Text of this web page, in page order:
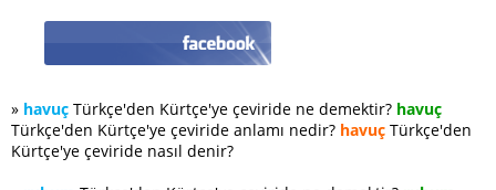
» havuç Türkçe'den Kürtçe'ye çeviride ne demektir? havuç
Türkçe'den Kürtçe'ye çeviride anlamı nedir? havuç Türkçe'den
Kürtçe'ye çeviride nasıl denir?